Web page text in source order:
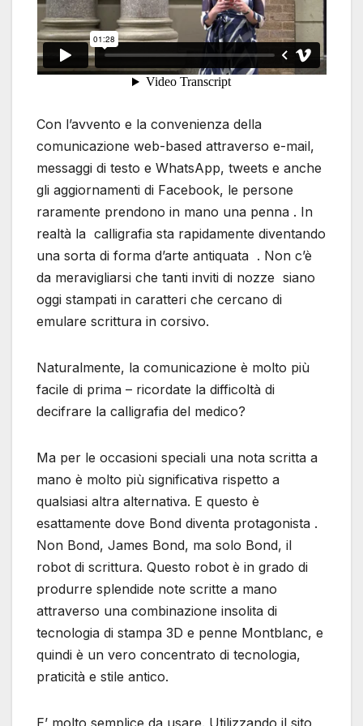
Con l’avvento e la convenienza della
comunicazione web-based attraverso e-mail,
messaggi di testo e WhatsApp, tweets e anche
gli aggiornamenti di Facebook, le persone
raramente prendono in mano una penna . In
realtà la calligrafia sta rapidamente diventando
una sorta di forma d’arte antiquata . Non c’è
da meravigliarsi che tanti inviti di nozze siano
oggi stampati in caratteri che cercano di
emulare scrittura in corsivo.
Naturalmente, la comunicazione è molto più
facile di prima – ricordate la difficoltà di
decifrare la calligrafia del medico?
Ma per le occasioni speciali una nota scritta a
mano è molto più significativa rispetto a
qualsiasi altra alternativa. E questo è
esattamente dove Bond diventa protagonista .
Non Bond, James Bond, ma solo Bond, il
robot di scrittura. Questo robot è in grado di
produrre splendide note scritte a mano
attraverso una combinazione insolita di
tecnologia di stampa 3D e penne Montblanc, e
quindi è un vero concentrato di tecnologia,
praticità e stile antico.